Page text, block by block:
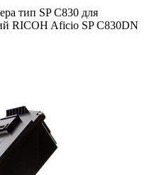
тип SP C830 для
RICOH Aficio SP C830DN